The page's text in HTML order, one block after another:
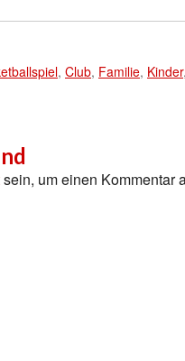
, Club, Familie, Kinder,
sein, um einen Kommentar